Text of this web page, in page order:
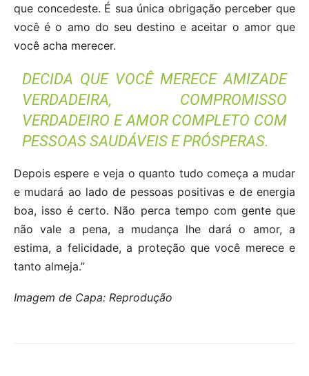
que concedeste. É sua única obrigação perceber que
você é o amo do seu destino e aceitar o amor que
você acha merecer.
DECIDA QUE VOCÊ MERECE AMIZADE
VERDADEIRA, COMPROMISSO
VERDADEIRO E AMOR COMPLETO COM
PESSOAS SAUDÁVEIS E PRÓSPERAS.
Depois espere e veja o quanto tudo começa a mudar
e mudará ao lado de pessoas positivas e de energia
boa, isso é certo. Não perca tempo com gente que
não vale a pena, a mudança lhe dará o amor, a
estima, a felicidade, a proteção que você merece e
tanto almeja.”
Imagem de Capa: Reprodução